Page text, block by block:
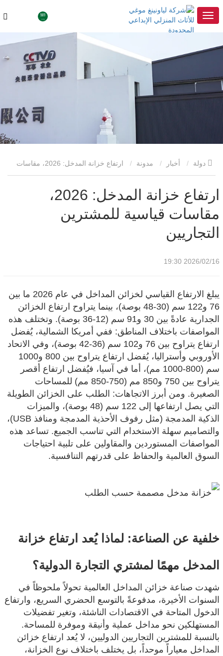
أخبار مدونة ارتفاع خزانة المدخل: 2026، مقاسات
قياسية للمشترين التجاريين
ارتفاع خزانة المدخل: 2026،
مقاسات قياسية للمشترين
التجاريين
2026/02/16 19:30
يبلغ الارتفاع القياسي لخزائن المداخل في عام 2026 ما بين
76 و122 سم (30-48 بوصة)، بينما يتراوح ارتفاع الخزائن
الجدارية عادةً بين 30 و91 سم (12-36 بوصة). وتختلف هذه
المواصفات باختلاف المناطق: ففي أمريكا الشمالية، يُفضل
ارتفاع يتراوح بين 76 و102 سم (36-42 بوصة)، وفي الاتحاد
الأوروبي وأستراليا، يُفضل ارتفاع يتراوح بين 800 و1000
سم (800-1000 مم)، أما في آسيا، فيُفضل ارتفاع أقصر
يتراوح بين 750 و850 مم (750-850 مم) للمساحات
الصغيرة. ومن أبرز الاتجاهات: الطلب على الخزائن الطويلة
التي يصل ارتفاعها إلى 122 سم (48 بوصة)، والميزات
الذكية المدمجة (مثل رفوف الأحذية المدمجة ومنافذ USB)،
والتصاميم سهلة الاستخدام التي تناسب الجميع. تساعد هذه
المواصفات المستوردين والمقاولين على تلبية احتياجات
السوق العالمية والحفاظ على قدرتهم التنافسية.
خلفية عن الصناعة: لماذا يُعد ارتفاع خزانة
المدخل مهمًا لمشتري التجارة الدولية؟
شهدت صناعة خزائن المداخل العالمية تحولاً ملحوظاً في
السنوات الأخيرة، مدفوعةً بالتوسع الحضري السريع، وارتفاع
الدخول المتاحة في الاقتصادات الناشئة، وتغير تفضيلات
المستهلكين نحو مداخل عملية وأنيقة وموفرة للمساحة.
بالنسبة للمشترين التجاريين الدوليين، لا يُعد ارتفاع خزائن
المداخل معياراً موحداً، بل يختلف باختلاف نوع الخزانة،